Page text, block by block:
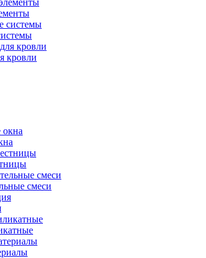
кровли
смеси